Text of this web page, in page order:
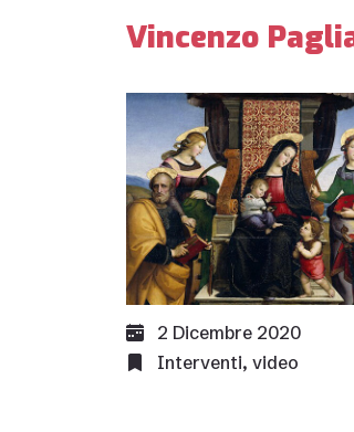
Vincenzo
2 Dicembre 2020
Interventi, video